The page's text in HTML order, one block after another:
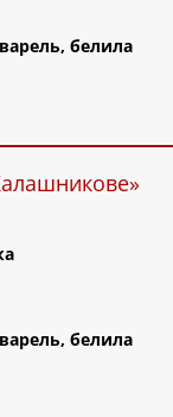
белила
белила